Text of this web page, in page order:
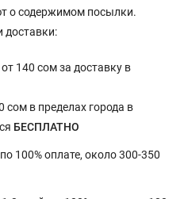
о содержимом посылки.
доставки:
140 сом за доставку в
в пределах города в
БЕСПЛАТНО
100% оплате, около 300-350